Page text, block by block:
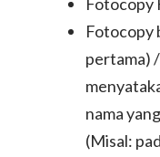
Fotocopy
pertama)
nama
(Misal: